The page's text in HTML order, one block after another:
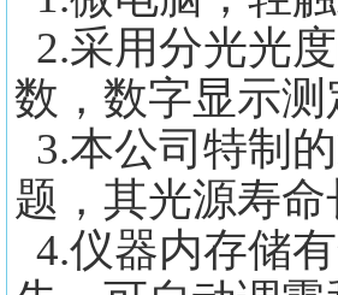
2.采用分光光
数，数字显示测
3.本公司特制
题，其光源寿
4.仪器内存储